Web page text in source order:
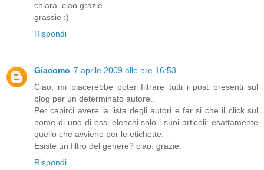
chiara. ciao grazie.
grassie :)
Rispondi
Giacomo 7 aprile 2009 alle ore 16:53
Ciao, mi piacerebbe poter filtrare tutti i post presenti sul
blog per un determinato autore..
Per capirci avere la lista degli autori e far si che il click sul
nome di uno di essi elenchi solo i suoi articoli: esattamente
quello che avviene per le etichette.
Esiste un filtro del genere? ciao. grazie.
Rispondi